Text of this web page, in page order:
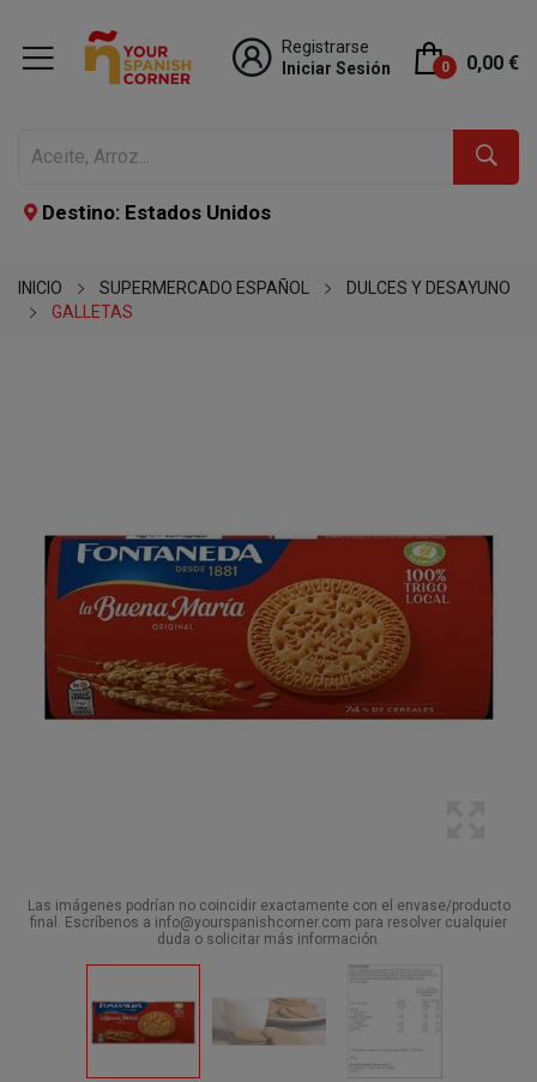
Registrarse
Iniciar Sesión
0 0,00 €
Destino: Estados Unidos
INICIO SUPERMERCADO ESPAÑOL
DULCES Y DESAYUNO
GALLETAS
Las imágenes podrían no coincidir exactamente con el envase/producto
final. Escríbenos a info@yourspanishcorner.com para resolver cualquier
duda o solicitar más información.